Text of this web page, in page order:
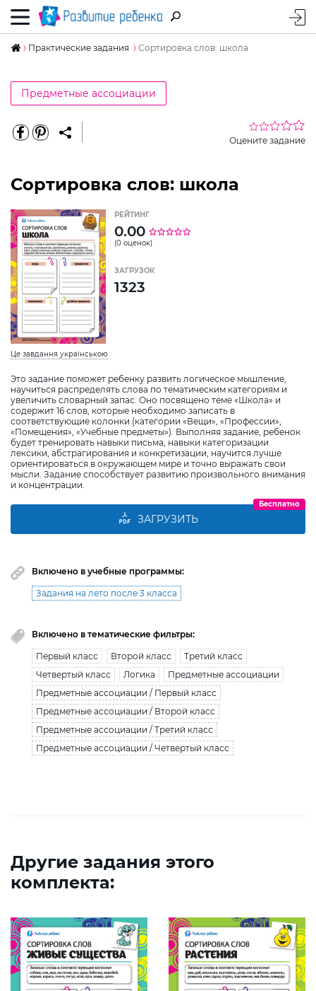
Практические задания Сортировка слов: школа
Предметные ассоциации
Оцените задание
Сортировка слов: школа
Це завдання українською
Это задание поможет ребенку развить логическое мышление,
научиться распределять слова по тематическим категориям и
увеличить словарный запас. Оно посвящено теме «Школа» и
содержит 16 слов, которые необходимо записать в
соответствующие колонки (категории «Вещи», «Профессии»,
«Помещения», «Учебные предметы»). Выполняя задание, ребенок
будет тренировать навыки письма, навыки категоризации
лексики, абстрагирования и конкретизации, научится лучше
ориентироваться в окружающем мире и точно выражать свои
мысли. Задание способствует развитию произвольного внимания
и концентрации.
РЕЙТИНГ
0.00
(0 оценок)
ЗАГРУЗОК
1323
ЗАГРУЗИТЬ
Бесплатно
Включено в учебные программы:
Задания на лето после 3 класса
Включено в тематические фильтры:
Первый класс Второй класс
Третий класс
Четвертый класс
Логика
Предметные ассоциации
Предметные ассоциации / Первый класс
Предметные ассоциации / Второй класс
Предметные ассоциации / Третий класс
Предметные ассоциации / Четвертый класс
Другие задания этого
комплекта: